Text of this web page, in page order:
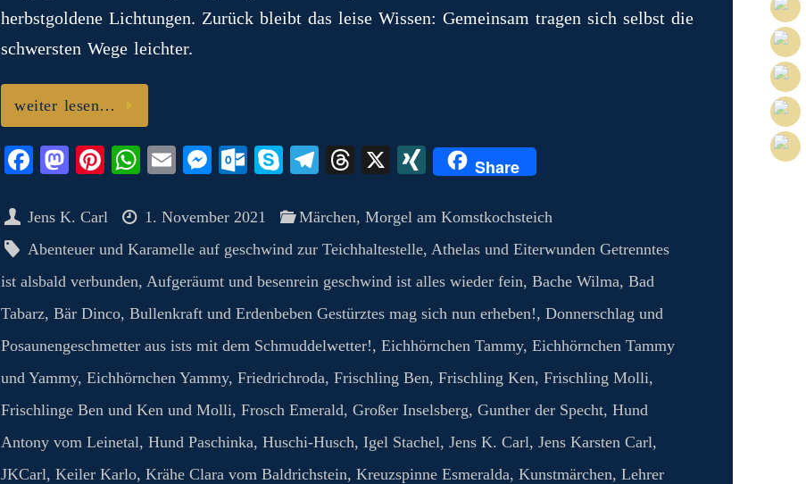
herbstgoldene Lichtungen. Zurück bleibt das leise Wissen: Gemeinsam tragen sich selbst die
schwersten Wege leichter.
weiter lesen…
Fa
bo
ok
M
to
do
n
Pi
er
es
t
W
ts
A
pp
E
ail
M
se
ng
er
O
lo
ok
.c
o
S
pe
Te
gr
a
m
T
ea
ds
X
X
N
G
Share
Jens K. Carl 1. November 2021 Märchen, Morgel am Komstkochsteich
Abenteuer und Karamelle auf geschwind zur Teichhaltestelle, Athelas und Eiterwunden Getrenntes
ist alsbald verbunden, Aufgeräumt und besenrein geschwind ist alles wieder fein, Bache Wilma, Bad
Tabarz, Bär Dinco, Bullenkraft und Erdenbeben Gestürztes mag sich nun erheben!, Donnerschlag und
Posaunengeschmetter aus ists mit dem Schmuddelwetter!, Eichhörnchen Tammy, Eichhörnchen Tammy
und Yammy, Eichhörnchen Yammy, Friedrichroda, Frischling Ben, Frischling Ken, Frischling Molli,
Frischlinge Ben und Ken und Molli, Frosch Emerald, Großer Inselsberg, Gunther der Specht, Hund
Antony vom Leinetal, Hund Paschinka, Huschi-Husch, Igel Stachel, Jens K. Carl, Jens Karsten Carl,
JKCarl, Keiler Karlo, Krähe Clara vom Baldrichstein, Kreuzspinne Esmeralda, Kunstmärchen, Lehrer